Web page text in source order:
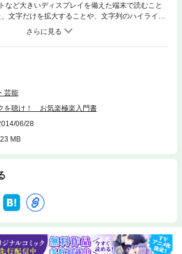
など大きいディスプレイを備えた端末で読むこと
文字だけを拡大することや、文字列のハイライ
、引用などの機能が使用できません。クラシックに
推理小説を読んで、自分でサラダを作りなさい-?!わ
ラシックのキモを伝授する目からウロコの入門
芸能
を聴け！ お気楽極楽入門書
06/28
MB